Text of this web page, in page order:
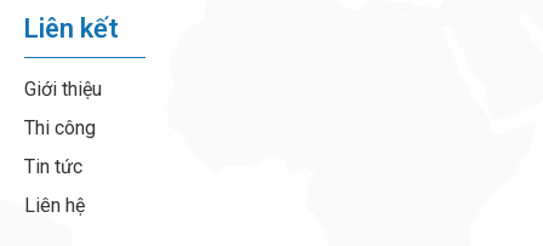
Liên kết
Giới thiệu
Thi công
Tin tức
Liên hệ